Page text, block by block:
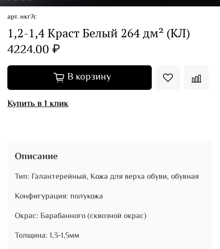
арт.нкг7с
1,2-1,4 Краст Белый 264 дм² (КЛ)
4224.00 ₽
В корзину
Купить в 1 клик
Описание
Тип: Галантерейный, Кожа для верха обуви, обувная
Конфигурация: полукожа
Окрас: Барабанного (сквозной окрас)
Толщина: 1,3-1,5мм